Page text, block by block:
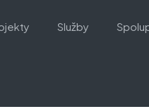
Služby